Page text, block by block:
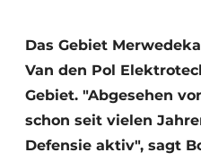
Datenschutz /
Geschichte
Ein Stellenangebot
Freie Stellen
Das Gebiet
Van den Pol
Gebiet. "Abgesehen
schon seit vielen
Defensie aktiv", sagt